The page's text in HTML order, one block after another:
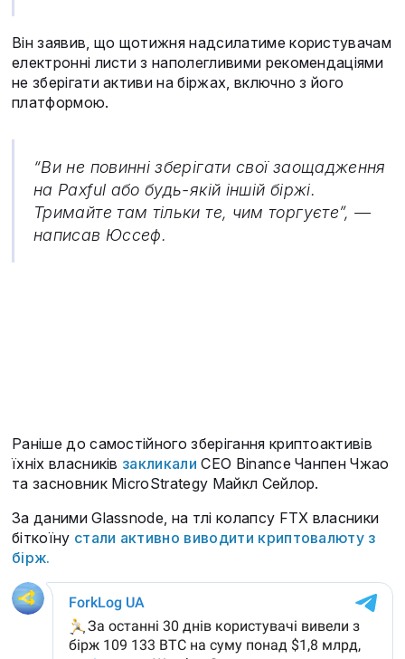
Він заявив, що щотижня надсилатиме користувачам
електронні листи з наполегливими рекомендаціями
не зберігати активи на біржах, включно з його
платформою.
“Ви не повинні зберігати свої заощадження
на Paxful або будь-якій іншій біржі.
Тримайте там тільки те, чим торгуєте”, —
написав Юссеф.
Раніше до самостійного зберігання криптоактивів
їхніх власників закликали СЕО Binance Чанпен Чжао
та засновник MicroStrategy Майкл Сейлор.
За даними Glassnode, на тлі колапсу FTX власники
біткоїну стали активно виводити криптовалюту з
бірж.